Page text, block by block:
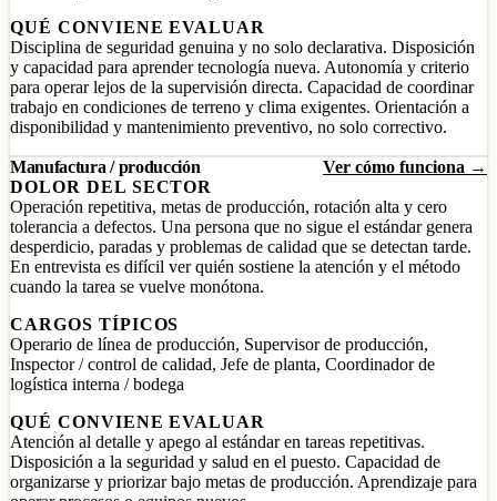
QUÉ CONVIENE EVALUAR
Disciplina de seguridad genuina y no solo declarativa. Disposición
y capacidad para aprender tecnología nueva. Autonomía y criterio
para operar lejos de la supervisión directa. Capacidad de coordinar
trabajo en condiciones de terreno y clima exigentes. Orientación a
disponibilidad y mantenimiento preventivo, no solo correctivo.
Manufactura / producción
Ver cómo funciona →
DOLOR DEL SECTOR
Operación repetitiva, metas de producción, rotación alta y cero
tolerancia a defectos. Una persona que no sigue el estándar genera
desperdicio, paradas y problemas de calidad que se detectan tarde.
En entrevista es difícil ver quién sostiene la atención y el método
cuando la tarea se vuelve monótona.
CARGOS TÍPICOS
Operario de línea de producción, Supervisor de producción,
Inspector / control de calidad, Jefe de planta, Coordinador de
logística interna / bodega
QUÉ CONVIENE EVALUAR
Atención al detalle y apego al estándar en tareas repetitivas.
Disposición a la seguridad y salud en el puesto. Capacidad de
organizarse y priorizar bajo metas de producción. Aprendizaje para